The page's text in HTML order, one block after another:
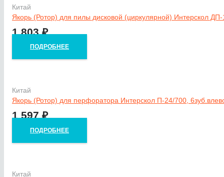
Китай
Якорь (Ротор) для пилы дисковой (циркулярной) Интерскол
1 803₽
ПОДРОБНЕЕ
Китай
Якорь (Ротор) для перфоратора Интерскол П-24/700,
1 597₽
ПОДРОБНЕЕ
Китай